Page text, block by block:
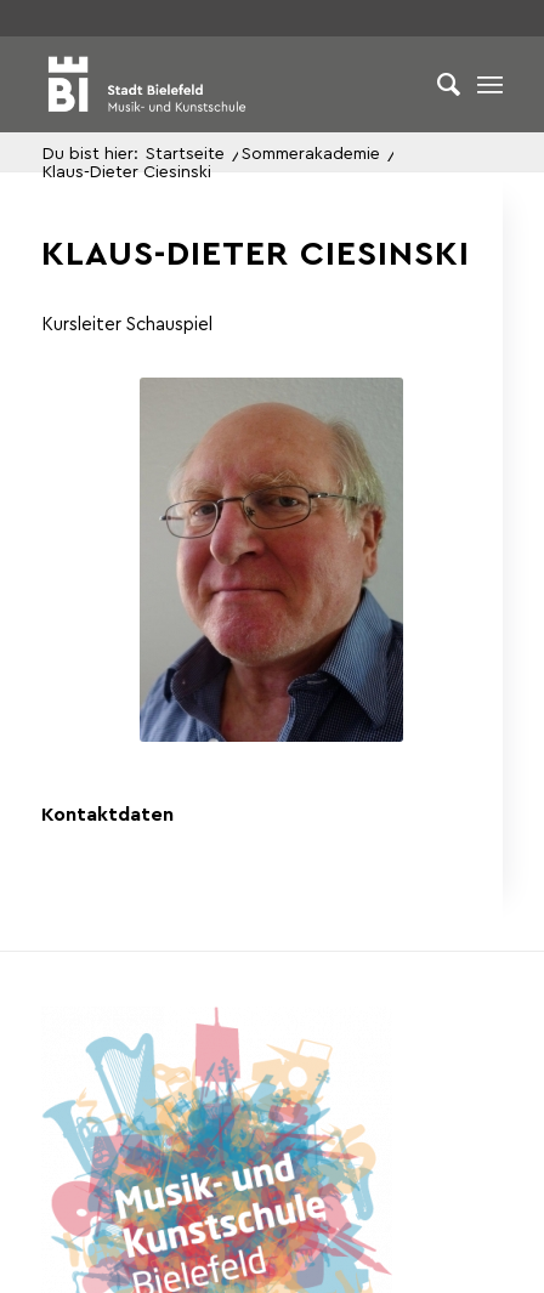
Du bist hier: Startseite /Sommerakademie /
Klaus-Dieter Ciesinski
KLAUS-DIETER CIESINSKI
Kursleiter Schauspiel
Kontaktdaten